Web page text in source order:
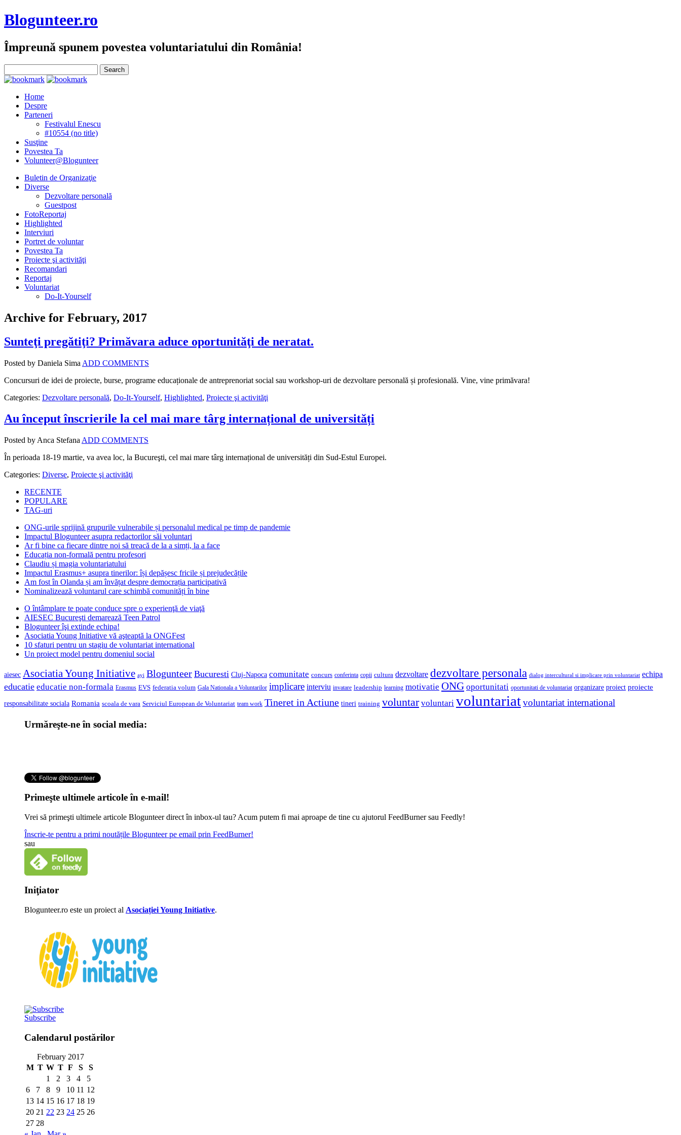
Blogunteer.ro
Împreună spunem povestea voluntariatului din România!
Home
Despre
Parteneri
Festivalul Enescu
#10554 (no title)
Susţine
Povestea Ta
Volunteer@Blogunteer
Buletin de Organizaţie
Diverse
Dezvoltare personală
Guestpost
FotoReportaj
Highlighted
Interviuri
Portret de voluntar
Povestea Ta
Proiecte şi activităţi
Recomandari
Reportaj
Voluntariat
Do-It-Yourself
Archive for February, 2017
Sunteţi pregătiţi? Primăvara aduce oportunităţi de neratat.
Posted by Daniela Sima ADD COMMENTS
Concursuri de idei de proiecte, burse, programe educaționale de antreprenoriat social sau workshop-uri de dezvoltare personală și profesională. Vine, vine primăvara!
Categories: Dezvoltare personală, Do-It-Yourself, Highlighted, Proiecte şi activităţi
Au început înscrierile la cel mai mare târg internațional de universități
Posted by Anca Stefana ADD COMMENTS
În perioada 18-19 martie, va avea loc, la Bucureşti, cel mai mare târg internațional de universități din Sud-Estul Europei.
Categories: Diverse, Proiecte şi activităţi
RECENTE
POPULARE
TAG-uri
ONG-urile sprijină grupurile vulnerabile și personalul medical pe timp de pandemie
Impactul Blogunteer asupra redactorilor săi voluntari
Ar fi bine ca fiecare dintre noi să treacă de la a simți, la a face
Educația non-formală pentru profesori
Claudiu și magia voluntariatului
Impactul Erasmus+ asupra tinerilor: își depășesc fricile și prejudecățile
Am fost în Olanda și am învățat despre democrația participativă
Nominalizează voluntarul care schimbă comunități în bine
O întâmplare te poate conduce spre o experienţă de viaţă
AIESEC Bucureşti demarează Teen Patrol
Blogunteer îşi extinde echipa!
Asociatia Young Initiative vă aşteaptă la ONGFest
10 sfaturi pentru un stagiu de voluntariat international
Un proiect model pentru domeniul social
aiesec Asociatia Young Initiative ayi Blogunteer Bucuresti Cluj-Napoca comunitate concurs conferinta copii cultura dezvoltare dezvoltare personala dialog intercultural si implicare prin voluntariat echipa
educatie educatie non-formala Erasmus EVS federatia volum Gala Nationala a Voluntarilor implicare interviu invatare leadership learning motivatie ONG oportunitati oportunitati de voluntariat organizare proiect proiecte
responsabilitate sociala Romania scoala de vara Serviciul European de Voluntariat team work Tineret in Actiune tineri training voluntar voluntari voluntariatvoluntariat international
Urmăreşte-ne în social media:
Primeşte ultimele articole în e-mail!
Vrei să primeşti ultimele articole Blogunteer direct în inbox-ul tau? Acum putem fi mai aproape de tine cu ajutorul FeedBurner sau Feedly!
Înscrie-te pentru a primi noutățile Blogunteer pe email prin FeedBurner!
sau
Iniţiator
Blogunteer.ro este un proiect al Asociației Young Initiative.
Subscribe
Calendarul postărilor
February 2017
M T W T F S
S
1
2 3 4
5
6
7 8 9 10 11 12
13 14 15 16 17 18 19
20 21 22 23 24 25 26
27 28